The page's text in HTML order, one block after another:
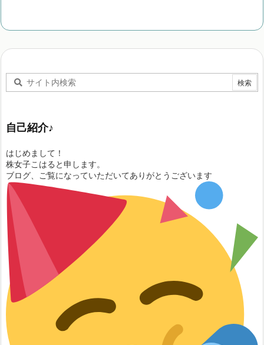
自己紹介♪
はじめまして！
株女子こはると申します。
ブログ、ご覧になっていただいてありがとうございます